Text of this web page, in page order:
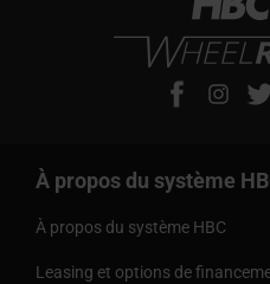
À propos du système
À propos du système HBC
Leasing et options de